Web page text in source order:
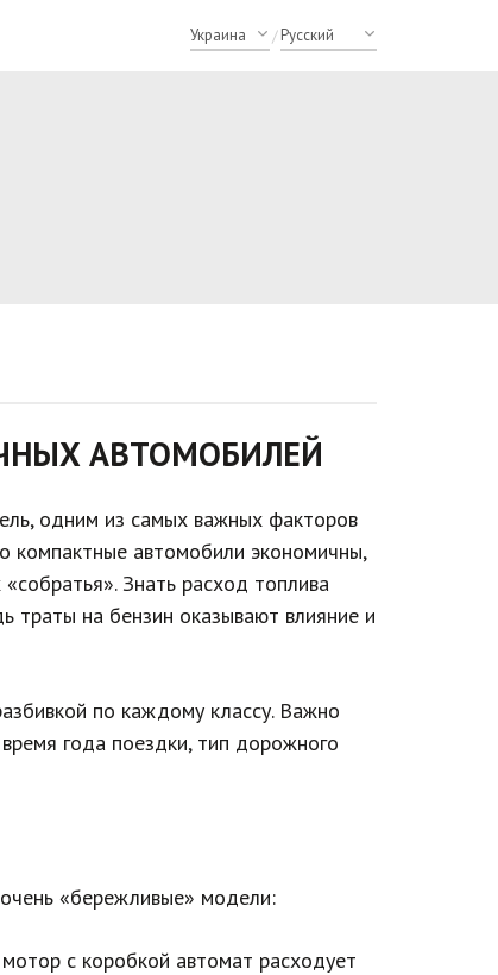
/
АВТОМОБИЛЕЙ
одним из самых важных факторов
компактные автомобили экономичны,
Знать расход топлива
траты на бензин оказывают влияние и
по каждому классу. Важно
года поездки, тип дорожного
«бережливые» модели:
с коробкой автомат расходует